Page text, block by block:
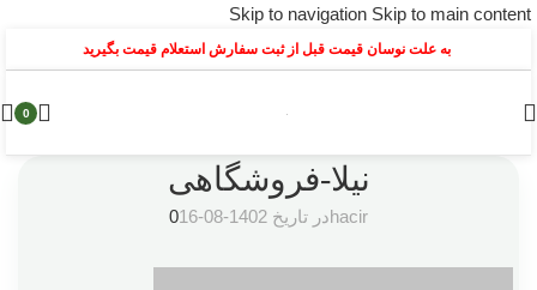
Skip to navigation Skip to main content
به علت نوسان قیمت قبل از ثبت سفارش استعلام قیمت بگیرید
0
نیلا-فروشگاهی
hacirدر تاریخ 1402-08-16 0